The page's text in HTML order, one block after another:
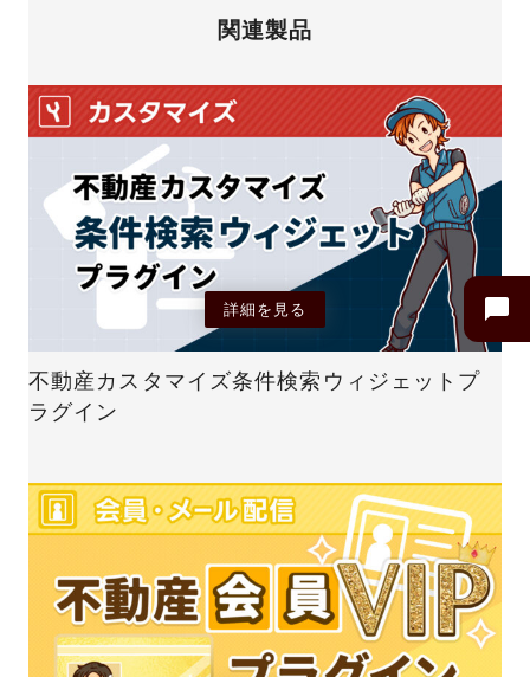
関連製品
詳細を見る
不動産カスタマイズ条件検索ウィジェットプ
ラグイン